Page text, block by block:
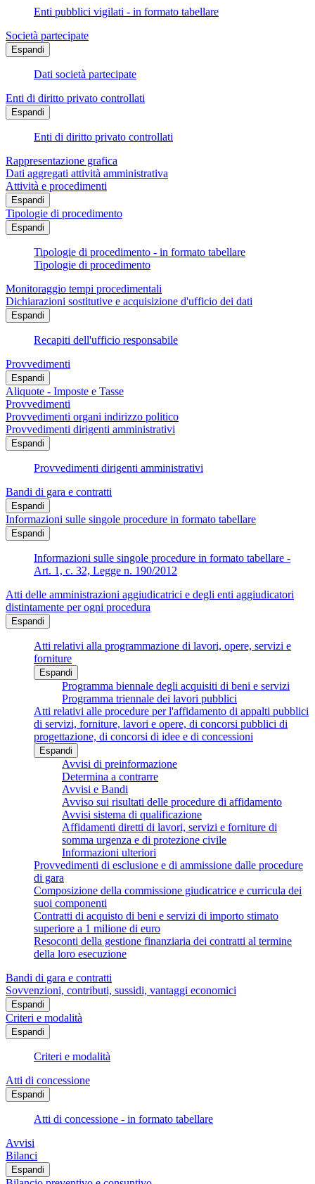
Enti pubblici vigilati - in formato tabellare
Società partecipate
Espandi
Dati società partecipate
Enti di diritto privato controllati
Espandi
Enti di diritto privato controllati
Rappresentazione grafica
Dati aggregati attività amministrativa
Attività e procedimenti
Espandi
Tipologie di procedimento
Espandi
Tipologie di procedimento - in formato tabellare
Tipologie di procedimento
Monitoraggio tempi procedimentali
Dichiarazioni sostitutive e acquisizione d'ufficio dei dati
Espandi
Recapiti dell'ufficio responsabile
Provvedimenti
Espandi
Aliquote - Imposte e Tasse
Provvedimenti
Provvedimenti organi indirizzo politico
Provvedimenti dirigenti amministrativi
Espandi
Provvedimenti dirigenti amministrativi
Bandi di gara e contratti
Espandi
Informazioni sulle singole procedure in formato tabellare
Espandi
Informazioni sulle singole procedure in formato tabellare -
Art. 1, c. 32, Legge n. 190/2012
Atti delle amministrazioni aggiudicatrici e degli enti aggiudicatori
distintamente per ogni procedura
Espandi
Atti relativi alla programmazione di lavori, opere, servizi e
forniture
Espandi
Programma biennale degli acquisiti di beni e servizi
Programma triennale dei lavori pubblici
Atti relativi alle procedure per l'affidamento di appalti pubblici
di servizi, forniture, lavori e opere, di concorsi pubblici di
progettazione, di concorsi di idee e di concessioni
Espandi
Avvisi di preinformazione
Determina a contrarre
Avvisi e Bandi
Avviso sui risultati delle procedure di affidamento
Avvisi sistema di qualificazione
Affidamenti diretti di lavori, servizi e forniture di
somma urgenza e di protezione civile
Informazioni ulteriori
Provvedimenti di esclusione e di ammissione dalle procedure
di gara
Composizione della commissione giudicatrice e curricula dei
suoi componenti
Contratti di acquisto di beni e servizi di importo stimato
superiore a 1 milione di euro
Resoconti della gestione finanziaria dei contratti al termine
della loro esecuzione
Bandi di gara e contratti
Sovvenzioni, contributi, sussidi, vantaggi economici
Espandi
Criteri e modalità
Espandi
Criteri e modalità
Atti di concessione
Espandi
Atti di concessione - in formato tabellare
Avvisi
Bilanci
Espandi